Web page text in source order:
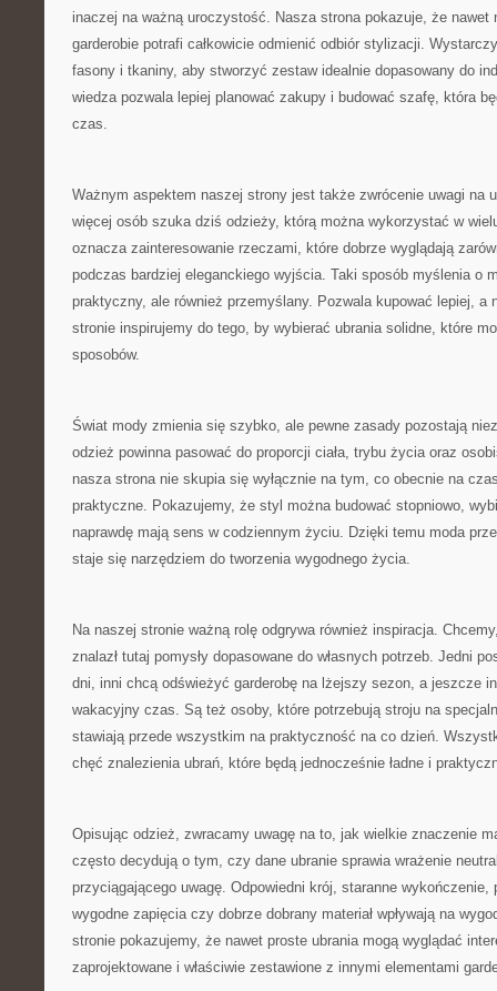
inaczej na ważną uroczystość. Nasza strona pokazuje, że nawet
garderobie potrafi całkowicie odmienić odbiór stylizacji.
fasony i tkaniny, aby stworzyć zestaw idealnie dopasowany do
wiedza pozwala lepiej planować zakupy i budować szafę, która
czas.
Ważnym aspektem naszej strony jest także zwrócenie uwagi na
więcej osób szuka dziś odzieży, którą można wykorzystać w
oznacza zainteresowanie rzeczami, które dobrze wyglądają
podczas bardziej eleganckiego wyjścia. Taki sposób myślenia o
praktyczny, ale również przemyślany. Pozwala kupować lepiej, a
stronie inspirujemy do tego, by wybierać ubrania solidne, które
sposobów.
Świat mody zmienia się szybko, ale pewne zasady pozostają
odzież powinna pasować do proporcji ciała, trybu życia oraz
nasza strona nie skupia się wyłącznie na tym, co obecnie na
praktyczne. Pokazujemy, że styl można budować stopniowo,
naprawdę mają sens w codziennym życiu. Dzięki temu moda
staje się narzędziem do tworzenia wygodnego życia.
Na naszej stronie ważną rolę odgrywa również inspiracja.
znalazł tutaj pomysły dopasowane do własnych potrzeb. Jedni
dni, inni chcą odświeżyć garderobę na lżejszy sezon, a jeszcze
wakacyjny czas. Są też osoby, które potrzebują stroju na
stawiają przede wszystkim na praktyczność na co dzień.
chęć znalezienia ubrań, które będą jednocześnie ładne i
Opisując odzież, zwracamy uwagę na to, jak wielkie znaczenie
często decydują o tym, czy dane ubranie sprawia wrażenie
przyciągającego uwagę. Odpowiedni krój, staranne
wygodne zapięcia czy dobrze dobrany materiał wpływają na
stronie pokazujemy, że nawet proste ubrania mogą wyglądać
zaprojektowane i właściwie zestawione z innymi elementami